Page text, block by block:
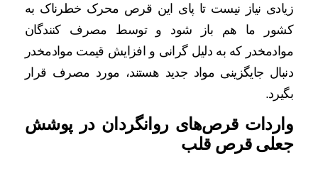
زیادی نیاز نیست تا پای این قرص محرک خطرناک به
کشور ما هم باز شود و توسط مصرف کنندگان
موادمخدر که به دلیل گرانی و افزایش قیمت موادمخدر
دنبال جایگزینی مواد جدید هستند، مورد مصرف قرار
بگیرد.
واردات قرص‌های روانگردان در پوشش
جعلی قرص قلب